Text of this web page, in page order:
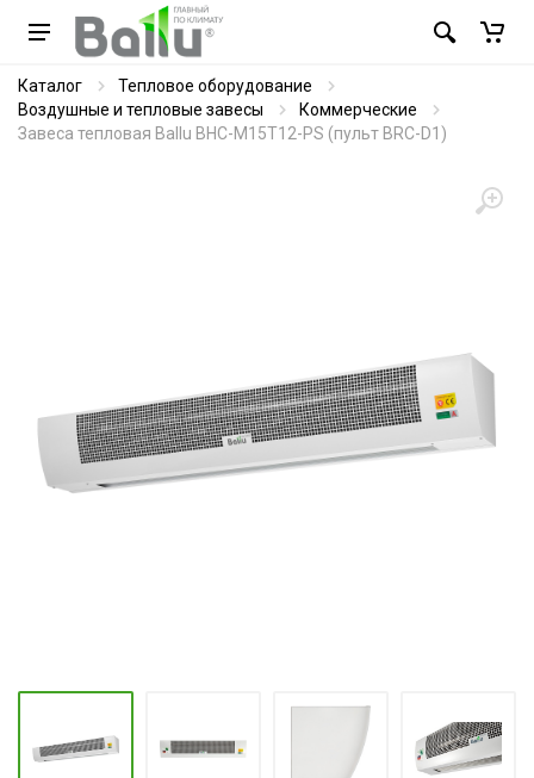
Каталог
Тепловое оборудование
Воздушные и тепловые завесы
Коммерческие
Завеса тепловая Ballu BHC-M15T12-PS (пульт BRC-D1)